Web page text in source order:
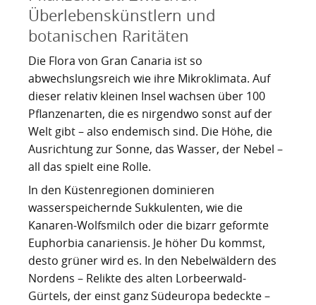
Los Gigantes
Das Observatorium
Pyramiden von Güímar
Giftige Insekten und Spinnen auf den Kanaren
Riesenkalmare in den Gewässern um die Kanarischen
Inseln
Garachico
Granadilla de Abona
Güímar
Guía de Isora
Icod de los Vinos
La Guancha
La Orotava
La Victoria de Acentejo
Los Realejos
Los Silos
Achamán - Himmelsgott der Guanchen
Guayota - Teide, Feuer und die Logik der Angst
Magec - Sonne, Licht und Kalenderwissen
Chaxiraxi - Muttergöttin der Guanchen
Achuguayo - Mond, Zeit und heilige Schluchten
San Borondón
Wie Kastilien die Kanarischen Inseln unterwarf
Die Schlachten um Teneriffa
Der Widerstand
Konstanz und Teneriffa
Piratenangriffe auf Teneriffa im 16. Jahrhundert
François Le Clerc
Amaro Pargo
Garachico 1706
Die Schlacht von Santa Cruz 1797
Nachhaltig bauen und sanieren auf den Kanaren
Walbeobachtung statt Show
Star Wars auf Teneriffa?
Ferienwohnungen legal vermieten
Finca oder Ferienhaus?
Die Cochenille-Schildlaus
Teneriffas Naturwunder
Zwischen Urlaubsparadies und Quantenwunder
Die Geologie Teneriffas
Die Guanchen
Legenden, Geheimnisse und die stille Logik Teneriffas
La Palma und die Tsunami-Erzählung
Überlebenskünstlern und
botanischen Raritäten
Die Flora von Gran Canaria ist so
abwechslungsreich wie ihre Mikroklimata. Auf
dieser relativ kleinen Insel wachsen über 100
Pflanzenarten, die es nirgendwo sonst auf der
Welt gibt – also endemisch sind. Die Höhe, die
Ausrichtung zur Sonne, das Wasser, der Nebel –
all das spielt eine Rolle.
In den Küstenregionen dominieren
wasserspeichernde Sukkulenten, wie die
Kanaren-Wolfsmilch oder die bizarr geformte
Euphorbia canariensis. Je höher Du kommst,
desto grüner wird es. In den Nebelwäldern des
Nordens – Relikte des alten Lorbeerwald-
Gürtels, der einst ganz Südeuropa bedeckte –